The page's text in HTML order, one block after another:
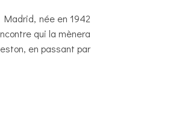
née en 1942
qui la mènera
en passant par